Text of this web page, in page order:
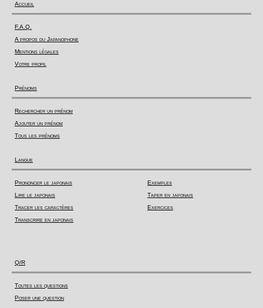
Accueil
F.A.Q.
A propos du Japanophone
Mentions légales
Votre profil
Prénoms
Rechercher un prénom
Ajouter un prénom
Tous les prénoms
Langue
Prononcer le japonais
Lire le japonais
Tracer les caractères
Transcrire en japonais
Exemples
Taper en japonais
Exercices
Q/R
Toutes les questions
Poser une question